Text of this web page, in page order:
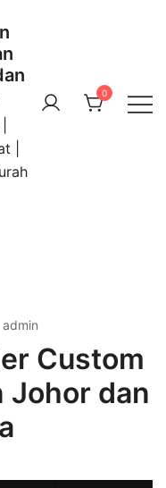
|
0
admin
Custom
Johor dan